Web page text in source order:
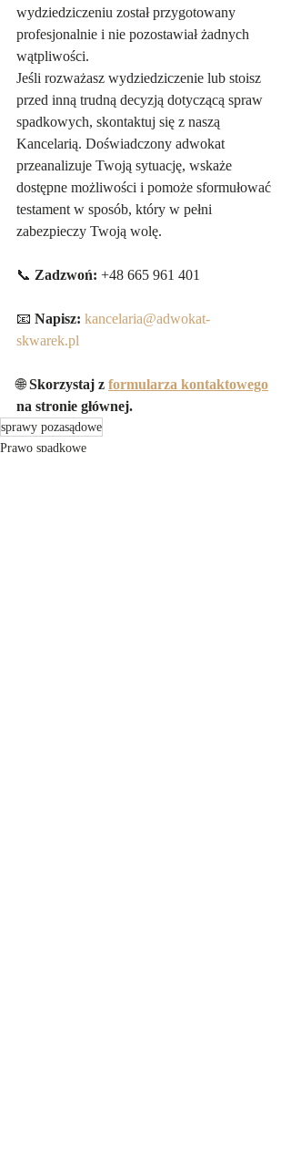
wydziedziczeniu został przygotowany
profesjonalnie i nie pozostawiał żadnych
wątpliwości.
Jeśli rozważasz wydziedziczenie lub stoisz
przed inną trudną decyzją dotyczącą spraw
spadkowych, skontaktuj się z naszą
Kancelarią. Doświadczony adwokat
przeanalizuje Twoją sytuację, wskaże
dostępne możliwości i pomoże sformułować
testament w sposób, który w pełni
zabezpieczy Twoją wolę.
📞 Zadzwoń: +48 665 961 401
📧 Napisz: kancelaria@adwokat-
skwarek.pl
🌐 Skorzystaj z formularza kontaktowego
na stronie głównej.
sprawy pozasądowe
Prawo spadkowe